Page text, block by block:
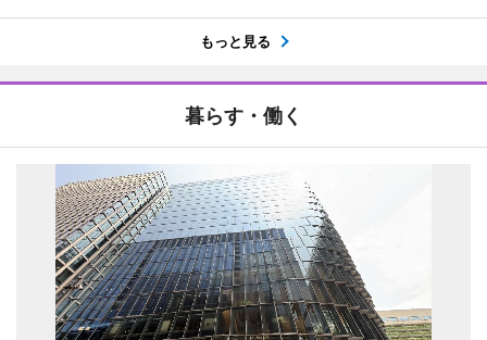
もっと見る
暮らす・働く